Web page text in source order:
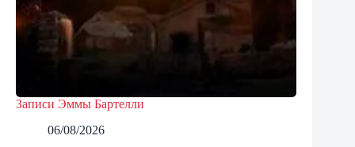
Записи Эммы Бартелли
06/08/2026